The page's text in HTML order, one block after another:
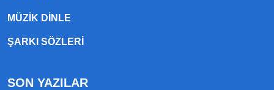
MÜZIK DINLE
ŞARKI SÖZLERI
SON YAZILAR